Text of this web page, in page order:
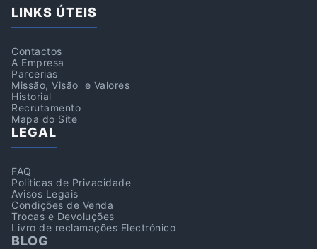
LINKS ÚTEIS
Contactos
A Empresa
Parcerias
Missão, Visão e Valores
Historial
Recrutamento
Mapa do Site
LEGAL
FAQ
Politicas de Privacidade
Avisos Legais
Condições de Venda
Trocas e Devoluções
Livro de reclamações Electrónico
BLOG